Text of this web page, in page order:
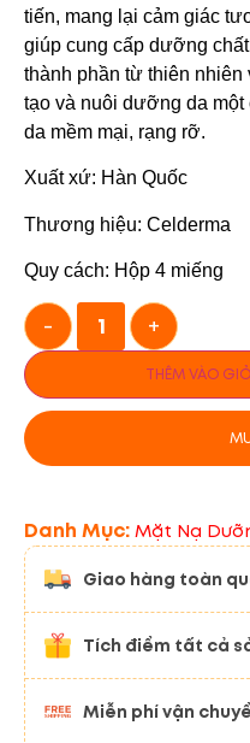
tiến, mang lại cảm giác
giúp cung cấp dưỡng
thành phần từ thiên nhiên
tạo và nuôi dưỡng da một
da mềm mại, rạng rỡ.
Xuất xứ: Hàn Quốc
Thương hiệu: Celderma
Quy cách: Hộp 4 miếng
- +
THÊM VÀO
Danh Mục:Mặt Nạ
Giao hàng toàn
Tích điểm tất cả
Miễn phí vận